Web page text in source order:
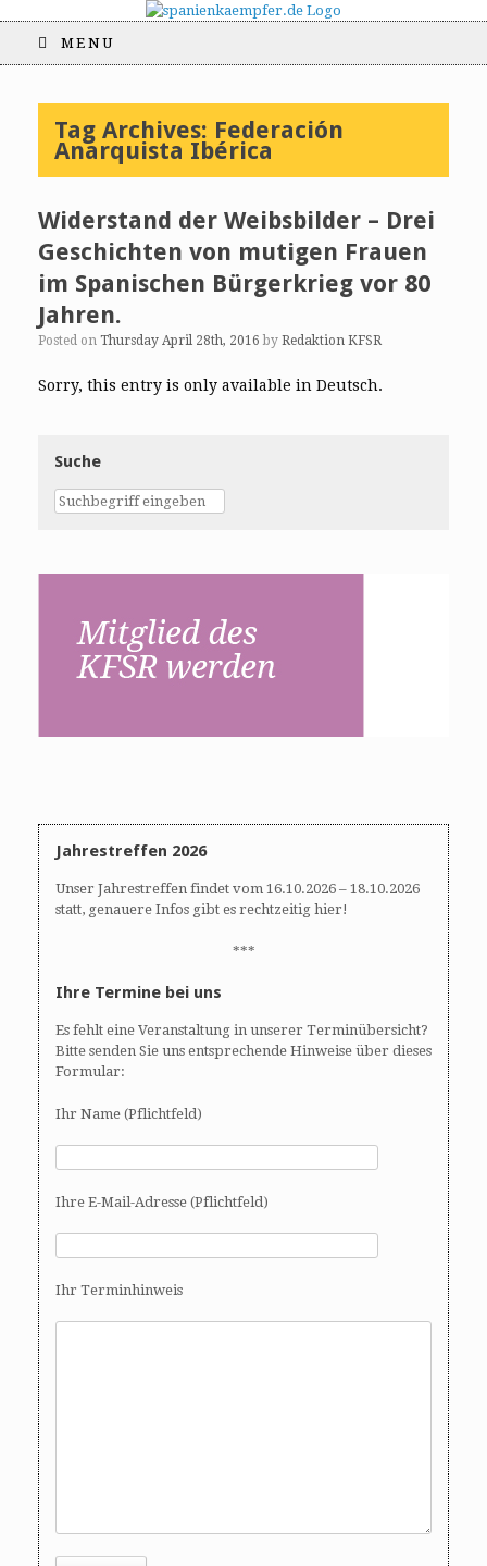
MENU
Tag Archives: Federación
Anarquista Ibérica
Widerstand der Weibsbilder – Drei
Geschichten von mutigen Frauen
im Spanischen Bürgerkrieg vor 80
Jahren.
Posted on Thursday April 28th, 2016 by Redaktion KFSR
Sorry, this entry is only available in Deutsch.
Suche
Jahrestreffen 2026
Unser Jahrestreffen findet vom 16.10.2026 – 18.10.2026
statt, genauere Infos gibt es rechtzeitig hier!
***
Ihre Termine bei uns
Es fehlt eine Veranstaltung in unserer Terminübersicht?
Bitte senden Sie uns entsprechende Hinweise über dieses
Formular:
Ihr Name (Pflichtfeld)
Ihre E-Mail-Adresse (Pflichtfeld)
Ihr Terminhinweis